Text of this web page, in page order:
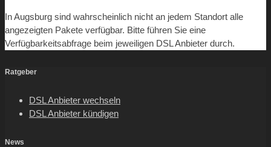
In Augsburg sind wahrscheinlich nicht an jedem Standort alle
angezeigten Pakete verfügbar. Bitte führen Sie eine
Verfügbarkeitsabfrage beim jeweiligen DSL Anbieter durch.
Ratgeber
DSL Anbieter wechseln
DSL Anbieter kündigen
News